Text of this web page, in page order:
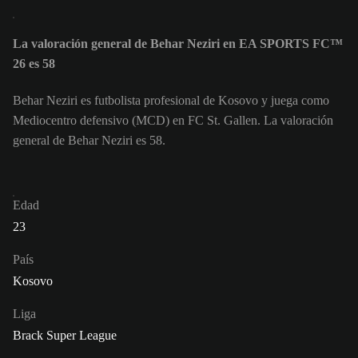
La valoración general de Behar Neziri en EA SPORTS FC™
26 es 58
Behar Neziri es futbolista profesional de Kosovo y juega como
Mediocentro defensivo (MCD) en FC St. Gallen. La valoración
general de Behar Neziri es 58.
Edad
23
País
Kosovo
Liga
Brack Super League